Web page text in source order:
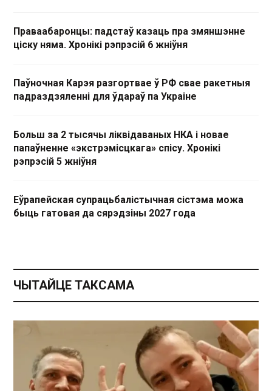
Праваабаронцы: падстаў казаць пра змяншэнне
ціску няма. Хронікі рэпрэсій 6 жніўня
Паўночная Карэя разгортвае ў РФ свае ракетныя
падраздзяленні для ўдараў па Украіне
Больш за 2 тысячы ліквідаваных НКА і новае
папаўненне «экстрэмісцкага» спісу. Хронікі
рэпрэсій 5 жніўня
Еўрапейская супрацьбалістычная сістэма можа
быць гатовая да сярэдзіны 2027 года
ЧЫТАЙЦЕ ТАКСАМА